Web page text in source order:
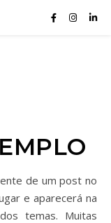
e aparecerá na
temas. Muitas